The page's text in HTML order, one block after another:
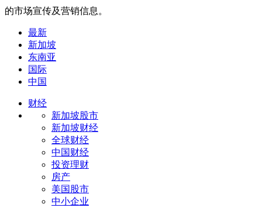
的市场宣传及营销信息。
最新
新加坡
东南亚
国际
中国
财经
新加坡股市
新加坡财经
全球财经
中国财经
投资理财
房产
美国股市
中小企业